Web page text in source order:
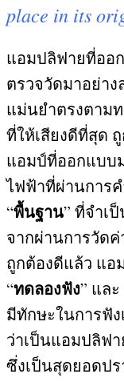
place in its
แอมปลิฟายที่ออ
ตรวจวัดมาอย่า
แม่นยำตรงตาม
ที่ให้เสียงดีที่สุด
แอมป์ที่ออกแบบ
ไฟฟ้าที่ผ่านการ
“พื้นฐาน” ที่จำเ
จากผ่านการวัด
ถูกต้องดีแล้ว แ
“ทดลองฟัง” และ
มีทักษะในการฟั
ว่าเป็นแอมปลิฟ
ซึ่งเป็นสุดยอดป